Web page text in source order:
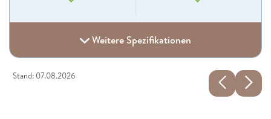
Weitere Spezifikationen
Stand: 07.08.2026